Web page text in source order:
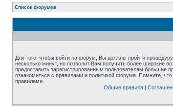
Список форумов
Для того, чтобы войти на форум, Вы должны пройти
несколько минут, но позволит Вам получить более широкие
предоставить зарегистрированным пользователям большие
ознакомиться с правилами и политикой форума. Помните,
правилами.
Общие правила|